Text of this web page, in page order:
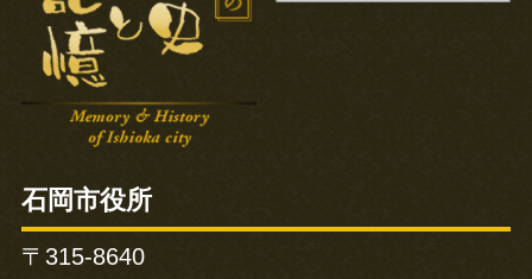
石岡市役所
〒315-8640